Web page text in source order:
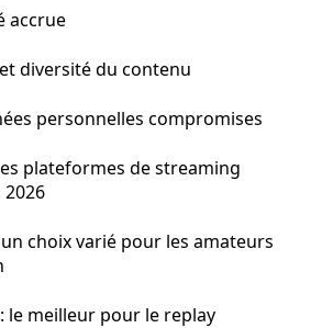
accrue
diversité du contenu
personnelles compromises
plateformes de streaming
un choix varié pour les amateurs
le meilleur pour le replay